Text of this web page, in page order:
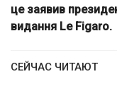
це заявив
видання Le Figaro.
СЕЙЧАС ЧИТАЮТ